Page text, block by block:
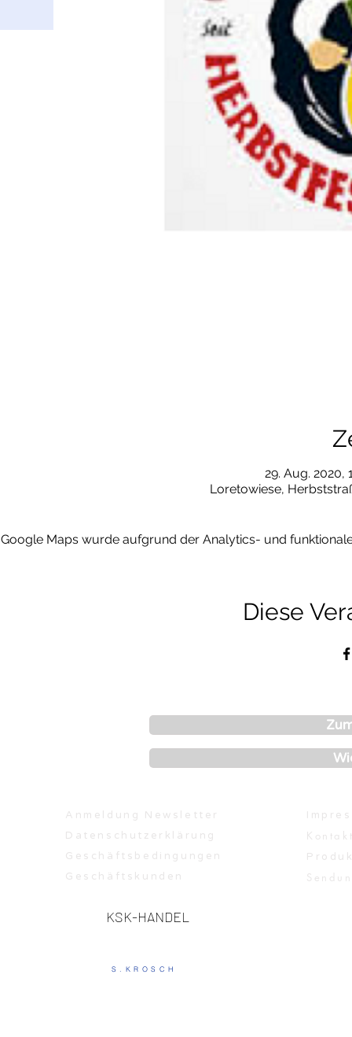
29. Aug. 2020,
Loretowiese,
Google Maps wurde aufgrund der Analytics- und
Diese
Anmeldung Newsletter
Datenschutzerklärung
Geschäftsbedingungen
Geschäftskunden
KSK-HANDEL
S.KROSCH